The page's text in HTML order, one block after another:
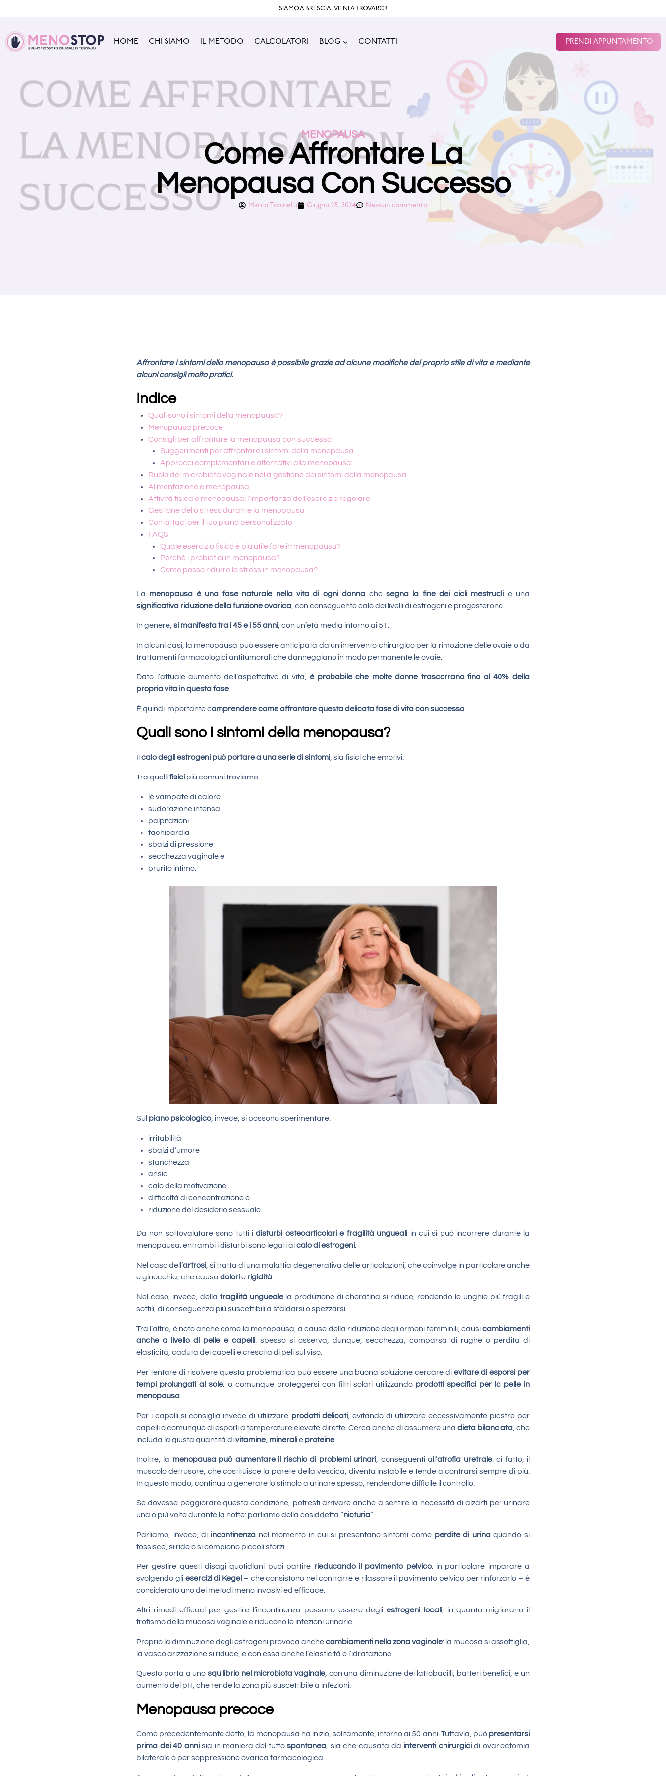
SIAMO A BRESCIA, VIENI A TROVARCI!
HOME CHI SIAMO IL METODO CALCOLATORI BLOG CONTATTI PRENDI APPUNTAMENTO
MENOPAUSA
Come Affrontare La
Menopausa Con Successo
Marco Toninelli Giugno 25, 2024 Nessun commento
Affrontare i sintomi della menopausa è possibile grazie ad alcune modifiche del proprio stile di vita e mediante
alcuni consigli molto pratici.
Indice
Quali sono i sintomi della menopausa?
Menopausa precoce
Consigli per affrontare la menopausa con successo
Suggerimenti per affrontare i sintomi della menopausa
Approcci complementari e alternativi alla menopausa
Ruolo del microbiota vaginale nella gestione dei sintomi della menopausa
Alimentazione e menopausa
Attività fisica e menopausa: l’importanza dell’esercizio regolare
Gestione dello stress durante la menopausa
Contattaci per il tuo piano personalizzato
FAQS
Quale esercizio fisico è più utile fare in menopausa?
Perché i probiotici in menopausa?
Come posso ridurre lo stress in menopausa?
La menopausa è una fase naturale nella vita di ogni donna chesegna la fine dei cicli mestruali e una
significativa riduzione della funzione ovarica , con conseguente calo dei livelli di estrogeni e progesterone.
In genere, si manifesta tra i 45 e i 55 anni , con un’età media intorno ai 51.
In alcuni casi, la menopausa può essere anticipata da un intervento chirurgico per la rimozione delle ovaie o da
trattamenti farmacologici antitumorali che danneggiano in modo permanente le ovaie.
Dato l’attuale aumento dell’aspettativa di vita,è probabile che molte donne trascorrano fino al 40% della
propria vita in questa fase.
È quindi importante comprendere come affrontare questa delicata fase di vita con successo
Quali sono i sintomi della menopausa?
Ilcalo degli estrogeni può portare a una serie di sintomi , sia fisici che emotivi.
Tra quellifisici più comuni troviamo:
le vampate di calore
sudorazione intensa
palpitazioni
tachicardia
sbalzi di pressione
secchezza vaginale e
prurito intimo.
Sul piano psicologico , invece, si possono sperimentare:
irritabilità
sbalzi d’umore
stanchezza
ansia
calo della motivazione
difficoltà di concentrazione e
riduzione del desiderio sessuale.
Da non sottovalutare sono tutti idisturbi osteoarticolari e fragilità ungueali in cui si può incorrere durante la
menopausa: entrambi i disturbi sono legati alcalo di estrogeni
Nel caso dell’artrosi , si tratta di una malattia degenerativa delle articolazioni, che coinvolge in particolare anche
e ginocchia, che causa dolorie rigidità
Nel caso, invece, della fragilità unguealela produzione di cheratina si riduce, rendendo le unghie più fragili e
sottili, di conseguenza più suscettibili a sfaldarsi o spezzarsi.
Tra l’altro, è noto anche come la menopausa, a cause della riduzione degli ormoni femminili, causicambiamenti
anche a livello di pelle e capelli: spesso si osserva, dunque, secchezza, comparsa di rughe o perdita di
elasticità, caduta dei capelli e crescita di peli sul viso.
Per tentare di risolvere questa problematica può essere una buona soluzione cercare dievitare di esporsi per
tempi prolungati al sole, o comunque proteggersi con filtri solari utilizzando prodotti specifici per la pelle in
menopausa
Per i capelli si consiglia invece di utilizzare prodotti delicati, evitando di utilizzare eccessivamente piastre per
capelli o comunque di esporli a temperature elevate dirette. Cerca anche di assumere una dieta bilanciata, che
includa la giusta quantità divitamine, mineralie proteine.
Inoltre, la menopausa può aumentare il rischio di problemi urinari , conseguenti all’atrofia uretrale: di fatto, il
muscolo detrusore, che costituisce la parete della vescica, diventa instabile e tende a contrarsi sempre di più.
In questo modo, continua a generare lo stimolo a urinare spesso, rendendone difficile il controllo.
Se dovesse peggiorare questa condizione, potresti arrivare anche a sentire la necessità di alzarti per urinare
una o più volte durante la notte: parliamo della cosiddetta “nicturia”.
Parliamo, invece, di incontinenzanel momento in cui si presentano sintomi come perdite di urinaquando si
tossisce, si ride o si compiono piccoli sforzi.
Per gestire questi disagi quotidiani puoi partire rieducando il pavimento pelvico: in particolare imparare a
svolgendo gli esercizi di Kegel – che consistono nel contrarre e rilassare il pavimento pelvico per rinforzarlo – è
considerato uno dei metodi meno invasivi ed efficace.
Altri rimedi efficaci per gestire l’incontinenza possono essere degliestrogeni locali, in quanto migliorano il
trofismo della mucosa vaginale e riducono le infezioni urinarie.
Proprio la diminuzione degli estrogeni provoca anchecambiamenti nella zona vaginale: la mucosa si assottiglia,
la vascolarizzazione si riduce, e con essa anche l’elasticità e l’idratazione.
Questo porta a unosquilibrio nel microbiota vaginale, con una diminuzione dei lattobacilli, batteri benefici, e un
aumento del pH, che rende la zona più suscettibile a infezioni.
Menopausa precoce
Come precedentemente detto, la menopausa ha inizio, solitamente, intorno ai 50 anni. Tuttavia, può presentarsi
prima dei 40 annisia in maniera del tuttospontanea , sia che causata da interventi chirurgicidi ovariectomia
bilaterale o per soppressione ovarica farmacologica.